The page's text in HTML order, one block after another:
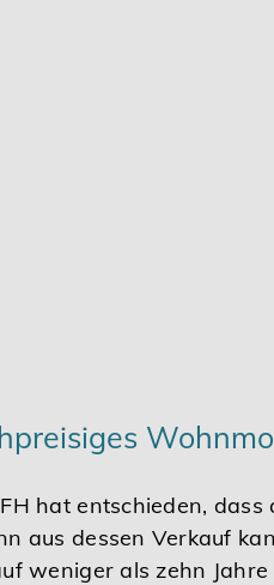
hat entschieden,
aus dessen Verkauf
weniger als zehn